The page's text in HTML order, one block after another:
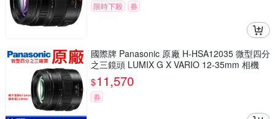
限時下殺
券
國際牌 Panasonic 原廠 H-HSA12035 微型四分
之三鏡頭 LUMIX G X VARIO 12-35mm 相機
$11,570
券